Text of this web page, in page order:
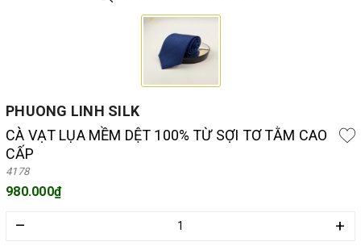
PHUONG LINH SILK
CÀ VẠT LỤA MỀM DỆT 100% TỪ SỢI TƠ TẰM CAO
CẤP
4178
980.000₫
– +